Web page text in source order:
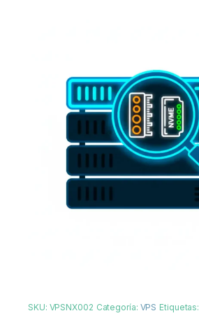
SKU: VPSNX002 Categoría: VPS Etiquetas: